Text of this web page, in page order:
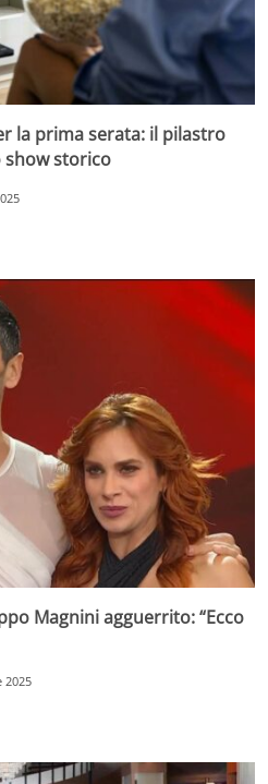
la prima serata: il pilastro
show storico
Magnini agguerrito: “Ecco
2025